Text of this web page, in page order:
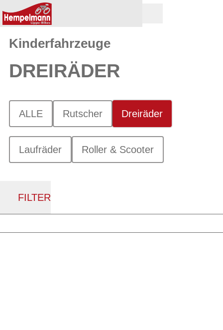
Kinderfahrzeuge
DREIRÄDER
ALLE Rutscher Dreiräder
Laufräder Roller & Scooter
FILTER